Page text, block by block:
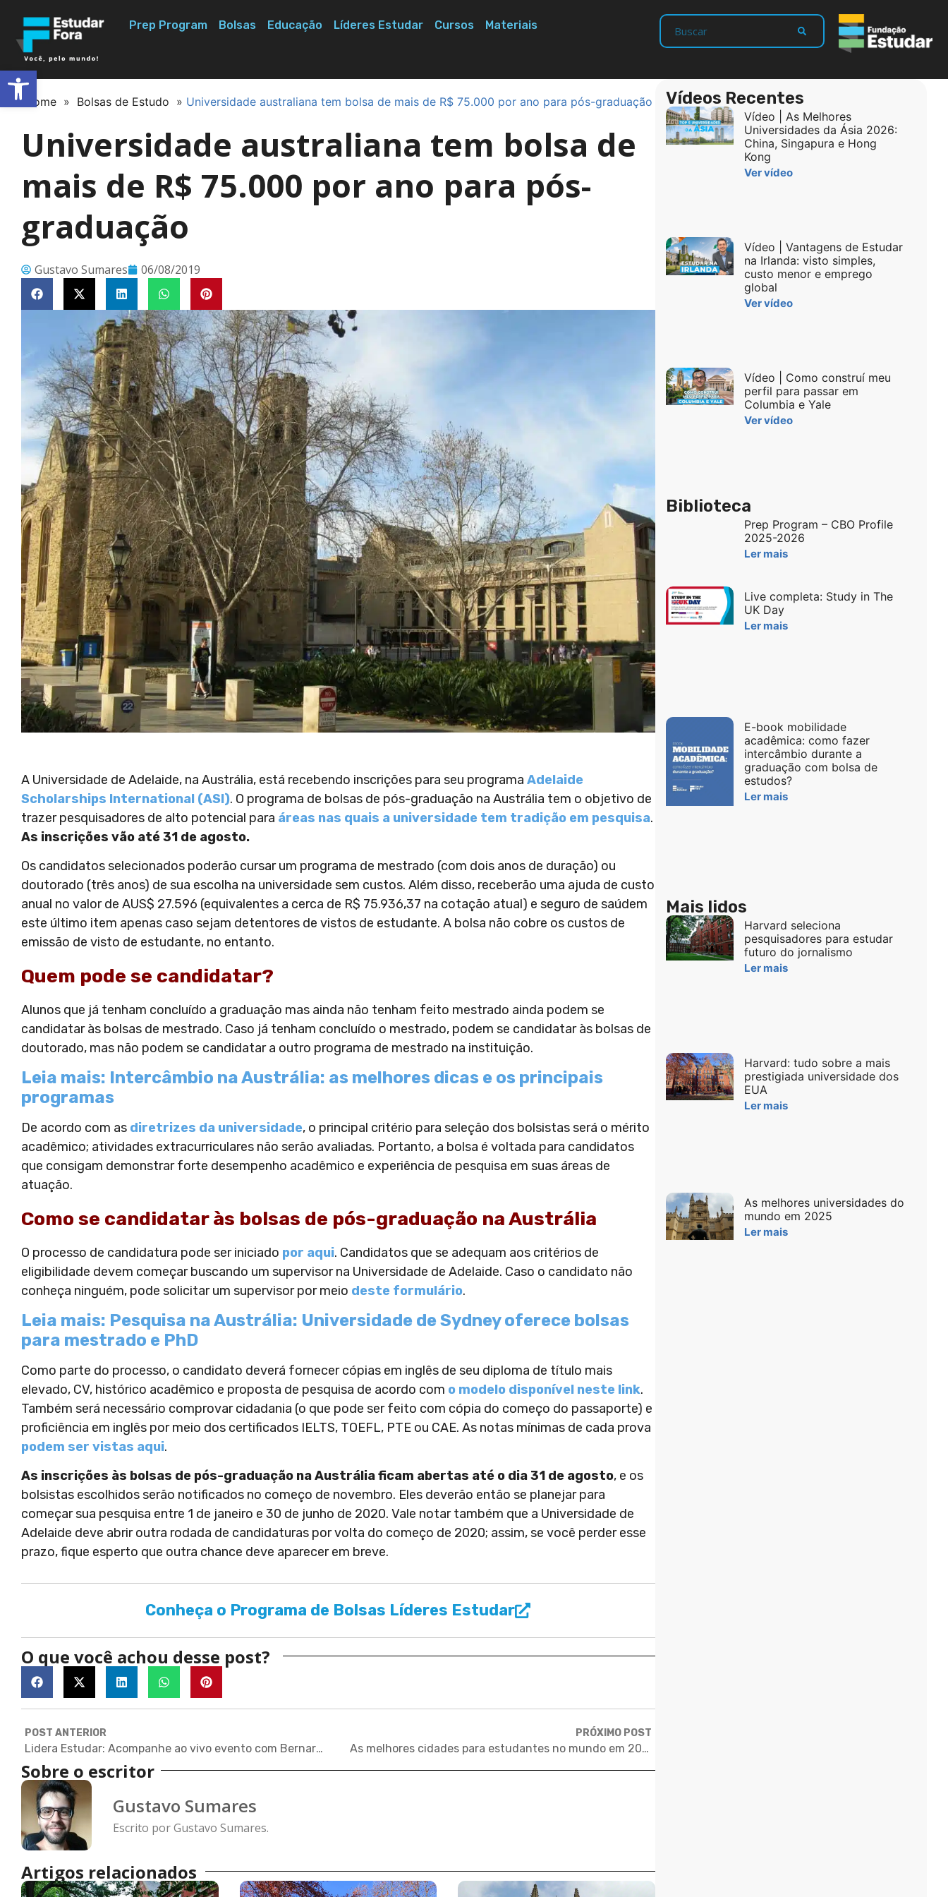
Prep Program Bolsas Educação Líderes Estudar Cursos Materiais
Home » Bolsas de Estudo » Universidade australiana tem bolsa de mais de R$ 75.000 por ano para pós-graduação
Universidade australiana tem bolsa de
mais de R$ 75.000 por ano para pós-
graduação
Gustavo Sumares 06/08/2019
A Universidade de Adelaide, na Austrália, está recebendo inscrições para seu programa Adelaide
Scholarships International (ASI). O programa de bolsas de pós-graduação na Austrália tem o objetivo de
trazer pesquisadores de alto potencial para áreas nas quais a universidade tem tradição em pesquisa.
As inscrições vão até 31 de agosto.
Os candidatos selecionados poderão cursar um programa de mestrado (com dois anos de duração) ou
doutorado (três anos) de sua escolha na universidade sem custos. Além disso, receberão uma ajuda de custo
anual no valor de AUS$ 27.596 (equivalentes a cerca de R$ 75.936,37 na cotação atual) e seguro de saúdem
este último item apenas caso sejam detentores de vistos de estudante. A bolsa não cobre os custos de
emissão de visto de estudante, no entanto.
Quem pode se candidatar?
Alunos que já tenham concluído a graduação mas ainda não tenham feito mestrado ainda podem se
candidatar às bolsas de mestrado. Caso já tenham concluído o mestrado, podem se candidatar às bolsas de
doutorado, mas não podem se candidatar a outro programa de mestrado na instituição.
Leia mais: Intercâmbio na Austrália: as melhores dicas e os principais
programas
De acordo com as diretrizes da universidade, o principal critério para seleção dos bolsistas será o mérito
acadêmico; atividades extracurriculares não serão avaliadas. Portanto, a bolsa é voltada para candidatos
que consigam demonstrar forte desempenho acadêmico e experiência de pesquisa em suas áreas de
atuação.
Como se candidatar às bolsas de pós-graduação na Austrália
O processo de candidatura pode ser iniciado por aqui. Candidatos que se adequam aos critérios de
eligibilidade devem começar buscando um supervisor na Universidade de Adelaide. Caso o candidato não
conheça ninguém, pode solicitar um supervisor por meio deste formulário.
Leia mais: Pesquisa na Austrália: Universidade de Sydney oferece bolsas
para mestrado e PhD
Como parte do processo, o candidato deverá fornecer cópias em inglês de seu diploma de título mais
elevado, CV, histórico acadêmico e proposta de pesquisa de acordo com o modelo disponível neste link.
Também será necessário comprovar cidadania (o que pode ser feito com cópia do começo do passaporte) e
proficiência em inglês por meio dos certificados IELTS, TOEFL, PTE ou CAE. As notas mínimas de cada prova
podem ser vistas aqui.
As inscrições às bolsas de pós-graduação na Austrália ficam abertas até o dia 31 de agosto, e os
bolsistas escolhidos serão notificados no começo de novembro. Eles deverão então se planejar para
começar sua pesquisa entre 1 de janeiro e 30 de junho de 2020. Vale notar também que a Universidade de
Adelaide deve abrir outra rodada de candidaturas por volta do começo de 2020; assim, se você perder esse
prazo, fique esperto que outra chance deve aparecer em breve.
Conheça o Programa de Bolsas Líderes Estudar
O que você achou desse post?
POST ANTERIOR
Lidera Estudar: Acompanhe ao vivo evento com Bernardinho, Rodrigo Maia e Ram Charam
PRÓXIMO POST
As melhores cidades para estudantes no mundo em 2019
Sobre o escritor
Gustavo Sumares
Escrito por Gustavo Sumares.
Artigos relacionados
Vídeos Recentes
Vídeo | As Melhores
Universidades da Ásia 2026:
China, Singapura e Hong
Kong
Ver vídeo
Vídeo | Vantagens de Estudar
na Irlanda: visto simples,
custo menor e emprego
global
Ver vídeo
Vídeo | Como construí meu
perfil para passar em
Columbia e Yale
Ver vídeo
Biblioteca
Prep Program – CBO Profile
2025-2026
Ler mais
Live completa: Study in The
UK Day
Ler mais
E-book mobilidade
acadêmica: como fazer
intercâmbio durante a
graduação com bolsa de
estudos?
Ler mais
Mais lidos
Harvard seleciona
pesquisadores para estudar
futuro do jornalismo
Ler mais
Harvard: tudo sobre a mais
prestigiada universidade dos
EUA
Ler mais
As melhores universidades do
mundo em 2025
Ler mais
Abrir a barra de ferramentas